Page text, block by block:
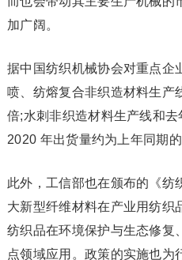
加广阔。
据中国纺织机械协会对重点企
喷、纺熔复合非织造材料生产
倍;水刺非织造材料生产线和去
2020 年出货量约为上年同期的
此外，工信部也在颁布的《纺
大新型纤维材料在产业用纺织
纺织品在环境保护与生态修复
点领域应用。政策的实施也为